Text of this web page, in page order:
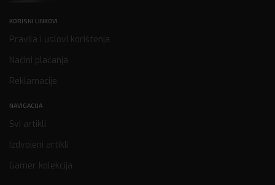
KORISNI LINKOVI
Pravila i uslovi korištenja
Načini plaćanja
Reklamacije
NAVIGACIJA
Svi artikli
Izdvojeni artikli
Gamer kolekcija